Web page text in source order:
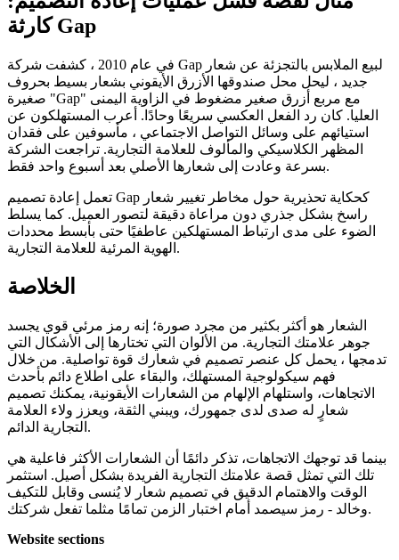
كارثة Gap
في عام 2010 ، كشفت شركة Gap لبيع الملابس بالتجزئة عن شعار
جديد ، ليحل محل صندوقها الأزرق الأيقوني بشعار بسيط بحروف
صغيرة "Gap" مع مربع أزرق صغير مضغوط في الزاوية اليمنى
العليا. كان رد الفعل العكسي سريعًا وحادًا. أعرب المستهلكون عن
استيائهم على وسائل التواصل الاجتماعي ، مأسوفين على فقدان
المظهر الكلاسيكي والمألوف للعلامة التجارية. تراجعت الشركة
بسرعة وعادت إلى شعارها الأصلي بعد أسبوع واحد فقط.
تعمل إعادة تصميم Gap كحكاية تحذيرية حول مخاطر تغيير شعار
راسخ بشكل جذري دون مراعاة دقيقة لتصور العميل. كما يسلط
الضوء على مدى ارتباط المستهلكين عاطفيًا حتى بأبسط محددات
الهوية المرئية للعلامة التجارية.
الخلاصة
الشعار هو أكثر بكثير من مجرد صورة؛ إنه رمز مرئي قوي يجسد
جوهر علامتك التجارية. من الألوان التي تختارها إلى الأشكال التي
تدمجها ، يحمل كل عنصر تصميم في شعارك قوة تواصلية. من خلال
فهم سيكولوجية المستهلك، والبقاء على اطلاع دائم بأحدث
الاتجاهات، واستلهام الإلهام من الشعارات الأيقونية، يمكنك تصميم
شعارٍ له صدى لدى جمهورك، ويبني الثقة، ويعزز ولاء العلامة
التجارية الدائم.
بينما قد توجهك الاتجاهات، تذكر دائمًا أن الشعارات الأكثر فاعلية هي
تلك التي تمثل قصة علامتك التجارية الفريدة بشكل أصيل. استثمر
الوقت والاهتمام الدقيق في تصميم شعار لا يُنسى وقابل للتكيف
وخالد - رمز سيصمد أمام اختبار الزمن تمامًا مثلما تفعل شركتك.
Website sections